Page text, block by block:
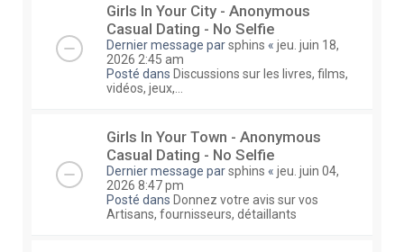
Girls In Your City - Anonymous
Casual Dating - No Selfie
Dernier message parsphins « jeu. juin 18,
2026 2:45 am
Posté dans Discussions sur les livres, films,
vidéos, jeux,...
Girls In Your Town - Anonymous
Casual Dating - No Selfie
Dernier message parsphins « jeu. juin 04,
2026 8:47 pm
Posté dans Donnez votre avis sur vos
Artisans, fournisseurs, détaillants